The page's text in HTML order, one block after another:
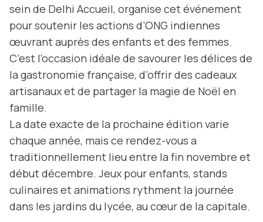
sein de Delhi Accueil, organise cet événement
pour soutenir les actions d’ONG indiennes
œuvrant auprès des enfants et des femmes.
C’est l’occasion idéale de savourer les délices de
la gastronomie française, d’offrir des cadeaux
artisanaux et de partager la magie de Noël en
famille.
La date exacte de la prochaine édition varie
chaque année, mais ce rendez-vous a
traditionnellement lieu entre la fin novembre et
début décembre. Jeux pour enfants, stands
culinaires et animations rythment la journée
dans les jardins du lycée, au cœur de la capitale.